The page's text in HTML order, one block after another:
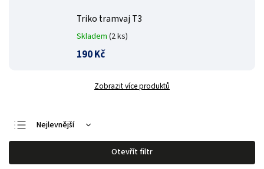
Triko tramvaj T3
Skladem (2 ks)
190 Kč
Zobrazit více produktů
Nejlevnější
Nejdražší
Nejprodávanější
Otevřít filtr